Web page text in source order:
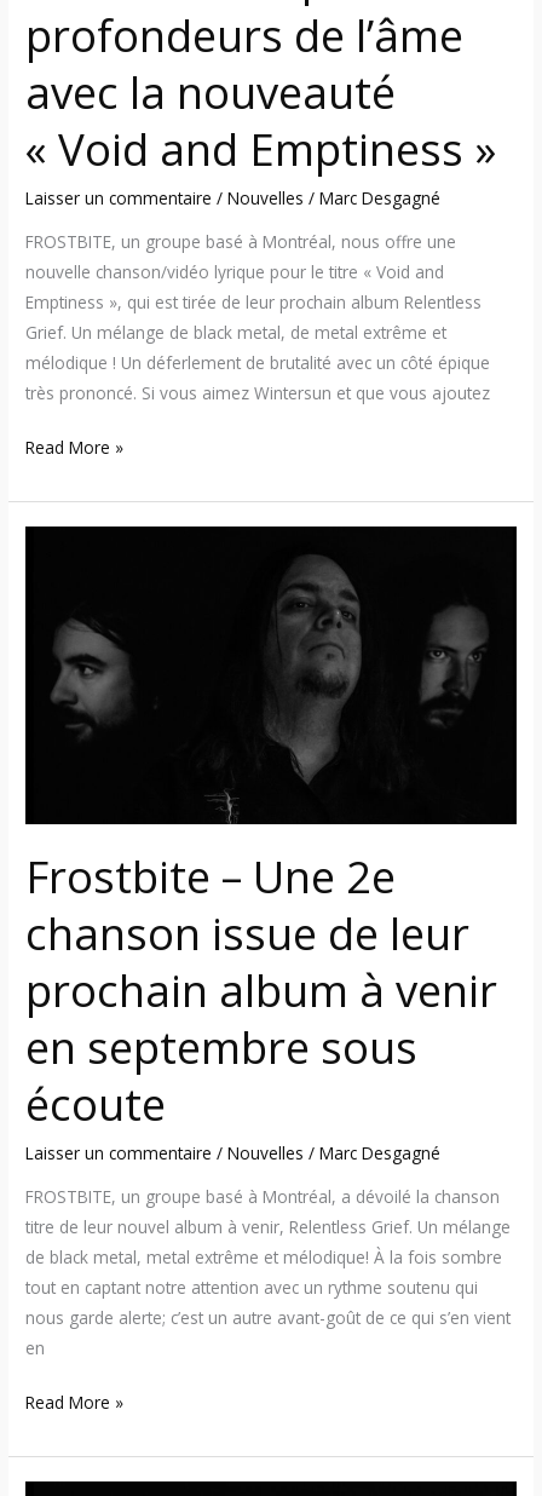
profondeurs de l’âme
avec la nouveauté
« Void and Emptiness »
Laisser un commentaire /Nouvelles /Marc Desgagné
FROSTBITE, un groupe basé à Montréal, nous offre une
nouvelle chanson/vidéo lyrique pour le titre « Void and
Emptiness », qui est tirée de leur prochain album Relentless
Grief. Un mélange de black metal, de metal extrême et
mélodique ! Un déferlement de brutalité avec un côté épique
très prononcé. Si vous aimez Wintersun et que vous ajoutez
Read More »
Frostbite – Une 2e
chanson issue de leur
prochain album à venir
en septembre sous
écoute
Laisser un commentaire /Nouvelles /Marc Desgagné
FROSTBITE, un groupe basé à Montréal, a dévoilé la chanson
titre de leur nouvel album à venir, Relentless Grief. Un mélange
de black metal, metal extrême et mélodique! À la fois sombre
tout en captant notre attention avec un rythme soutenu qui
nous garde alerte; c’est un autre avant-goût de ce qui s’en vient
en
chanson
issue
venir
septembre
écoute
Read More »